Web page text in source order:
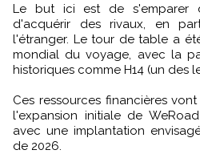
Le but ici est de s'emparer
d'acquérir des rivaux, en
l'étranger. Le tour de table a
mondial du voyage, avec la
historiques comme H14 (un des
Ces ressources financières
l'expansion initiale de
avec une implantation
de 2026.